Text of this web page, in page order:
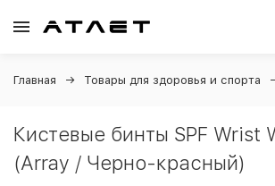
Главная Товары для здоровья и спорта
Кистевые бинты SPF Wrist
(Array / Черно-красный)